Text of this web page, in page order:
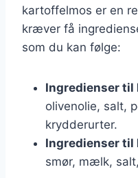
kartoffelmos er en
kræver få
som du kan følge:
Ingredienser til
olivenolie, salt,
krydderurter.
Ingredienser til
smør, mælk,